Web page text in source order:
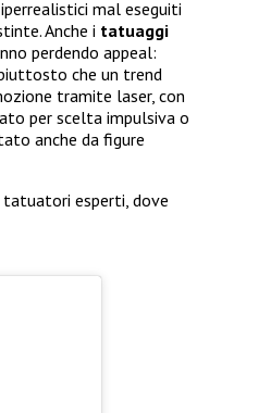
mal eseguiti
Anche i tatuaggi
perdendo appeal:
che un trend
tramite laser, con
per scelta impulsiva o
anche da figure
esperti, dove